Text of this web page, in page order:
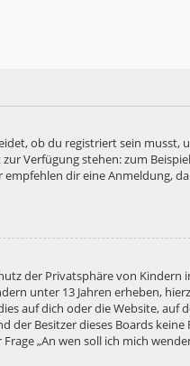
ob du registriert sein musst,
Verfügung stehen: zum
dir eine Anmeldung,
der Privatsphäre von
unter 13 Jahren erheben,
auf dich oder die Website, auf
der Besitzer dieses Boards
„An wen soll ich mich